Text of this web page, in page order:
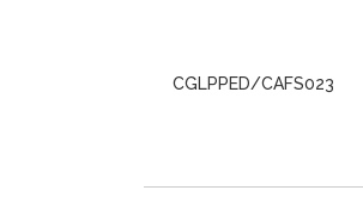
CGLPPED/CAFS023